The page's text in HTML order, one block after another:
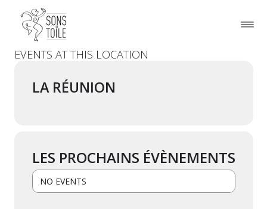
EVENTS AT THIS LOCATION
LA RÉUNION
LES PROCHAINS ÉVÈNEMENTS
NO EVENTS